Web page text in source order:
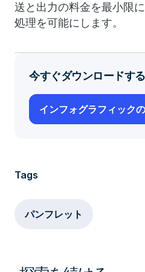
送と出力の料金を最小限
処理を可能にします。
今すぐダウンロードする
インフォグラフィック
Tags
パンフレット